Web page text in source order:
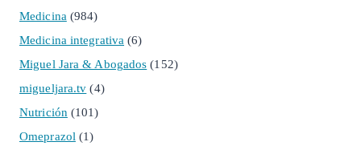
Medicina(984)
Medicina integrativa (6)
Miguel Jara & Abogados (152)
migueljara.tv (4)
Nutrición(101)
Omeprazol(1)